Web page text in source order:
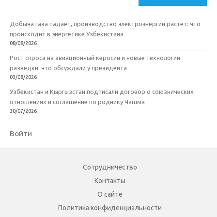
Добыча газа падает, производство электроэнергии растет: что
происходит в энергетике Узбекистана
08/08/2026
Рост спроса на авиационный керосин и новые технологии
разведки: что обсуждали у президента
03/08/2026
Узбекистан и Кыргызстан подписали договор о союзнических
отношениях и соглашение по роднику Чашма
30/07/2026
Войти
Сотрудничество
Контакты
О сайте
Политика конфиденциальности